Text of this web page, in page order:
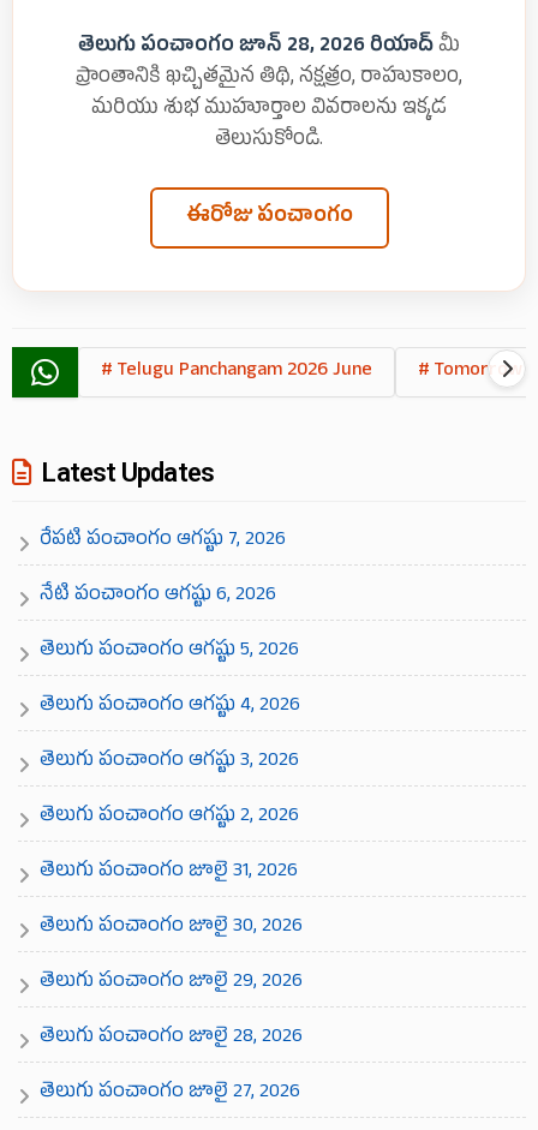
తెలుగు పంచాంగం జూన్ 28, 2026 రియాద్మీ
ప్రాంతానికి ఖచ్చితమైన తిథి, నక్షత్రం, రాహుకాలం,
మరియు శుభ ముహూర్తాల వివరాలను ఇక్కడ
తెలుసుకోండి.
ఈరోజు పంచాంగం
# Telugu Panchangam 2026 June # Tomorrow
Latest Updates
రేపటి పంచాంగం ఆగష్టు 7, 2026
నేటి పంచాంగం ఆగష్టు 6, 2026
తెలుగు పంచాంగం ఆగష్టు 5, 2026
తెలుగు పంచాంగం ఆగష్టు 4, 2026
తెలుగు పంచాంగం ఆగష్టు 3, 2026
తెలుగు పంచాంగం ఆగష్టు 2, 2026
తెలుగు పంచాంగం జూలై 31, 2026
తెలుగు పంచాంగం జూలై 30, 2026
తెలుగు పంచాంగం జూలై 29, 2026
తెలుగు పంచాంగం జూలై 28, 2026
తెలుగు పంచాంగం జూలై 27, 2026